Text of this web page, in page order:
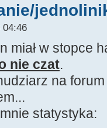
04:46
miał w stopce
nie czat.
na
statystyka: